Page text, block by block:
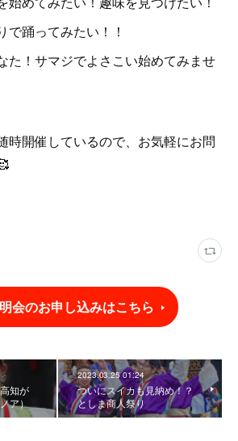
で踊ってみたい！！
た！サマジでよさこい始めてみませ
時開催しているので、お気軽にお問
会のお申し込みはこちら
知が
ア）
2023.03.25 01:24
ついにスイカも見納め！？
としま商人祭り